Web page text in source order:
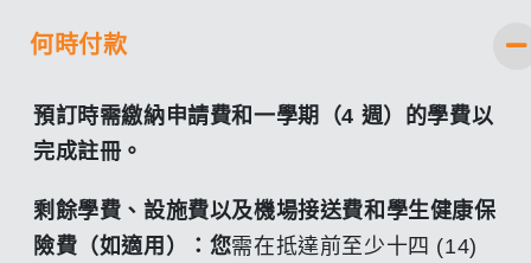
何時付款
預訂時需繳納申請費和一學期（4 週）的學費以
完成註冊。
剩餘學費、設施費以及機場接送費和學生健康保
險費（如適用）：您需在抵達前至少十四 (14)